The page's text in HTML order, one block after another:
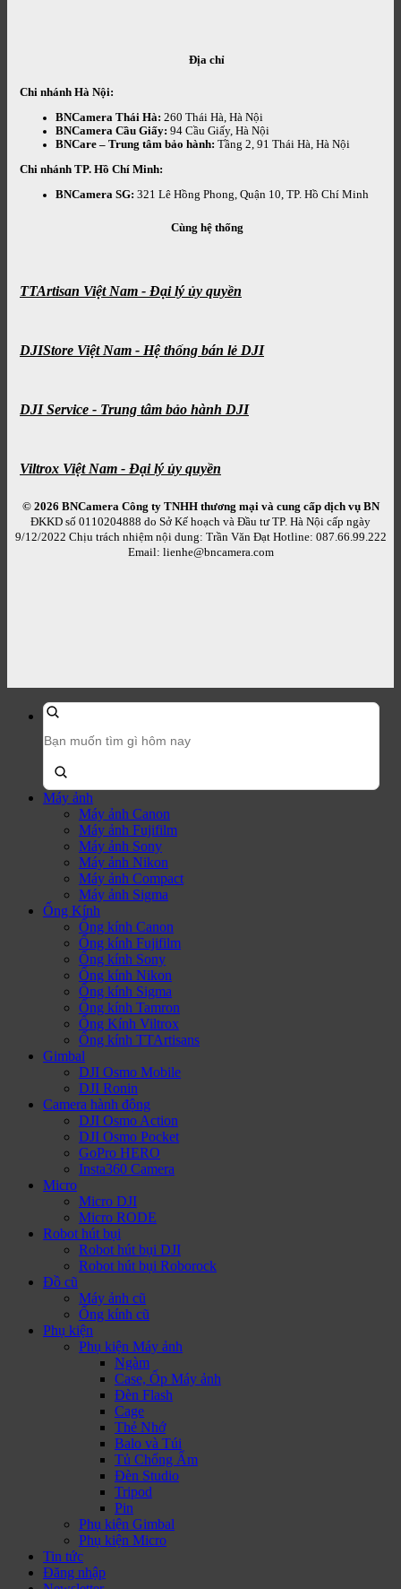
Địa chỉ
Chi nhánh Hà Nội:
BNCamera Thái Hà: 260 Thái Hà, Hà Nội
BNCamera Cầu Giấy: 94 Cầu Giấy, Hà Nội
BNCare – Trung tâm bảo hành: Tầng 2, 91 Thái Hà, Hà Nội
Chi nhánh TP. Hồ Chí Minh:
BNCamera SG: 321 Lê Hồng Phong, Quận 10, TP. Hồ Chí Minh
Cùng hệ thống
TTArtisan Việt Nam - Đại lý ủy quyền
DJIStore Việt Nam - Hệ thống bán lẻ DJI
DJI Service - Trung tâm bảo hành DJI
Viltrox Việt Nam - Đại lý ủy quyền
© 2026 BNCamera Công ty TNHH thương mại và cung cấp dịch vụ BN
ĐKKD số 0110204888 do Sở Kế hoạch và Đầu tư TP. Hà Nội cấp ngày
9/12/2022 Chịu trách nhiệm nội dung: Trần Văn Đạt Hotline: 087.66.99.222
Email: lienhe@bncamera.com
kiếm
sản
phẩm:
Máy ảnh
Máy ảnh Canon
Máy ảnh Fujifilm
Máy ảnh Sony
Máy ảnh Nikon
Máy ảnh Compact
Máy ảnh Sigma
Ống Kính
Ống kính Canon
Ống kính Fujifilm
Ống kính Sony
Ống kính Nikon
Ống kính Sigma
Ống kính Tamron
Ống Kính Viltrox
Ống kính TTArtisans
Gimbal
DJI Osmo Mobile
DJI Ronin
Camera hành động
DJI Osmo Action
DJI Osmo Pocket
GoPro HERO
Insta360 Camera
Micro
Micro DJI
Micro RODE
Robot hút bụi
Robot hút bụi DJI
Robot hút bụi Roborock
Đồ cũ
Máy ảnh cũ
Ống kính cũ
Phụ kiện
Phụ kiện Máy ảnh
Ngàm
Case, Ốp Máy ảnh
Đèn Flash
Cage
Thẻ Nhớ
Balo và Túi
Tủ Chống Ẩm
Đèn Studio
Tripod
Pin
Phụ kiện Gimbal
Phụ kiện Micro
Tin tức
Đăng nhập